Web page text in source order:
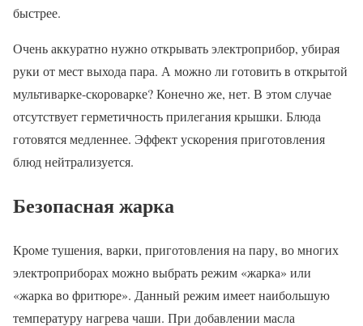
быстрее.
Очень аккуратно нужно открывать электроприбор, убирая
руки от мест выхода пара. А можно ли готовить в открытой
мультиварке-скороварке? Конечно же, нет. В этом случае
отсутствует герметичность прилегания крышки. Блюда
готовятся медленнее. Эффект ускорения приготовления
блюд нейтрализуется.
Безопасная жарка
Кроме тушения, варки, приготовления на пару, во многих
электроприборах можно выбрать режим «жарка» или
«жарка во фритюре». Данный режим имеет наибольшую
температуру нагрева чаши. При добавлении масла